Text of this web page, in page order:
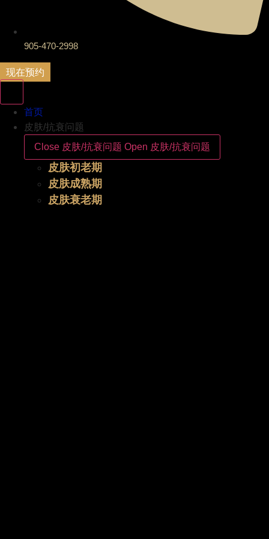
905-470-2998
现在预约
首页
皮肤/抗衰问题
Close 皮肤/抗衰问题 Open 皮肤/抗衰问题
皮肤初老期
皮肤成熟期
皮肤衰老期